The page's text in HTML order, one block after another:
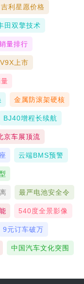
吉利星愿价格
田双擎技术
量排行
上市
金属防滚架硬核
BJ40增程长续航
京车展顶流
云端BMS预警
最严电池安全令
540度全景影像
9元订车破万
中国汽车文化突围